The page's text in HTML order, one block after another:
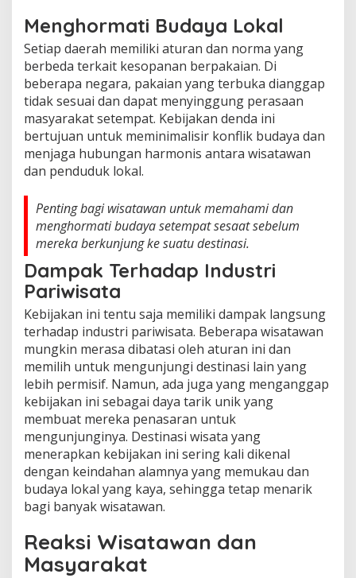
Menghormati Budaya Lokal
Setiap daerah memiliki aturan dan norma yang
berbeda terkait kesopanan berpakaian. Di
beberapa negara, pakaian yang terbuka dianggap
tidak sesuai dan dapat menyinggung perasaan
masyarakat setempat. Kebijakan denda ini
bertujuan untuk meminimalisir konflik budaya dan
menjaga hubungan harmonis antara wisatawan
dan penduduk lokal.
Penting bagi wisatawan untuk memahami dan
menghormati budaya setempat sesaat sebelum
mereka berkunjung ke suatu destinasi.
Dampak Terhadap Industri
Pariwisata
Kebijakan ini tentu saja memiliki dampak langsung
terhadap industri pariwisata. Beberapa wisatawan
mungkin merasa dibatasi oleh aturan ini dan
memilih untuk mengunjungi destinasi lain yang
lebih permisif. Namun, ada juga yang menganggap
kebijakan ini sebagai daya tarik unik yang
membuat mereka penasaran untuk
mengunjunginya. Destinasi wisata yang
menerapkan kebijakan ini sering kali dikenal
dengan keindahan alamnya yang memukau dan
budaya lokal yang kaya, sehingga tetap menarik
bagi banyak wisatawan.
Reaksi Wisatawan dan
Masyarakat